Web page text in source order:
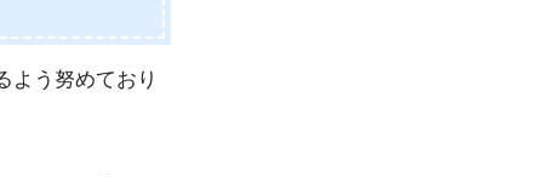
よう努めており